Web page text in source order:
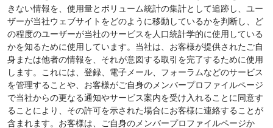
きない情報を、使用量とボリューム統計の集計として追跡し、ユー
ザーが当社ウェブサイトをどのように移動しているかを判断し、ど
の程度のユーザーが当社のサービスを人口統計学的に使用している
かを知るために使用しています。当社は、お客様が提供されたご自
身または他者の情報を、それが意図する取引を完了するために使用
します。これには、登録、電子メール、フォーラムなどのサービス
を管理することや、お客様がご自身のメンバープロファイルページ
で当社からの更なる通知やサービス案内を受け入れることに同意す
ることにより、その許可を示された場合にお客様に連絡することが
含まれます。お客様は、ご自身のメンバープロファイルページか